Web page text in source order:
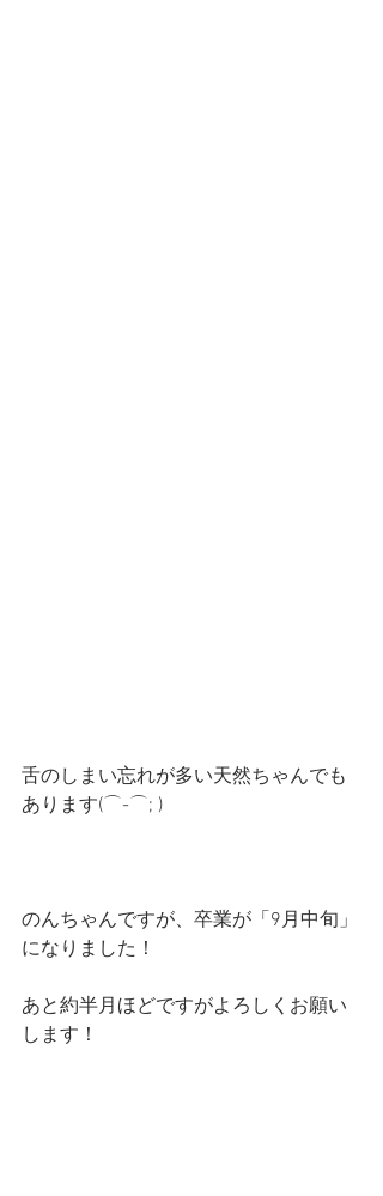
舌のしまい忘れが多い天然ちゃんでも
あります(⌒-⌒; )
のんちゃんですが、卒業が「9月中旬」
になりました！
あと約半月ほどですがよろしくお願い
します！